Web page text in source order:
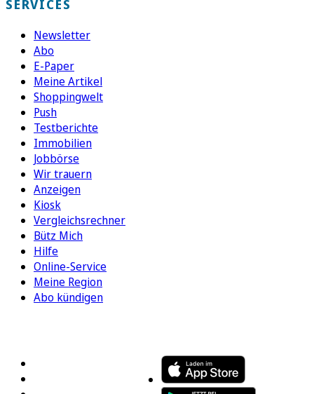
SERVICES
Newsletter
Abo
E-Paper
Meine Artikel
Shoppingwelt
Push
Testberichte
Immobilien
Jobbörse
Wir trauern
Anzeigen
Kiosk
Vergleichsrechner
Bütz Mich
Hilfe
Online-Service
Meine Region
Abo kündigen